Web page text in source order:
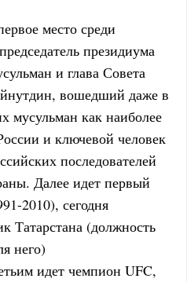
место среди
президиума
и глава Совета
вошедший даже в
мусульман как наиболее
и ключевой человек
последователей
Далее идет первый
2010), сегодня
Татарстана (должность
него)
идет чемпион UFC,